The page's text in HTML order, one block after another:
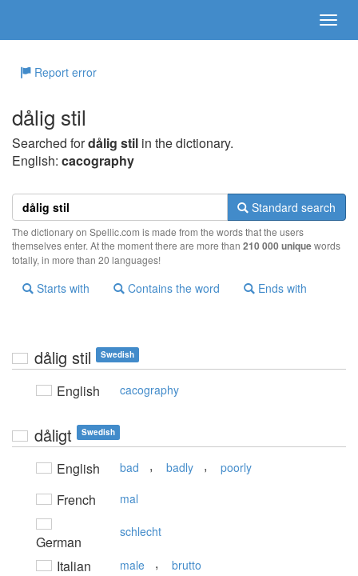
Report error
dålig stil
Searched fordålig stil in the dictionary.
English: cacography
Standard search
The dictionary on Spellic.com is made from the words that the users
themselves enter. At the moment there are more than 210 000 uniquewords
totally, in more than 20 languages!
Starts with Contains the word Ends with
dålig stil Swedish
English cacography
dåligt Swedish
English bad , badly , poorly
French mal
German
schlecht
Italian male , brutto